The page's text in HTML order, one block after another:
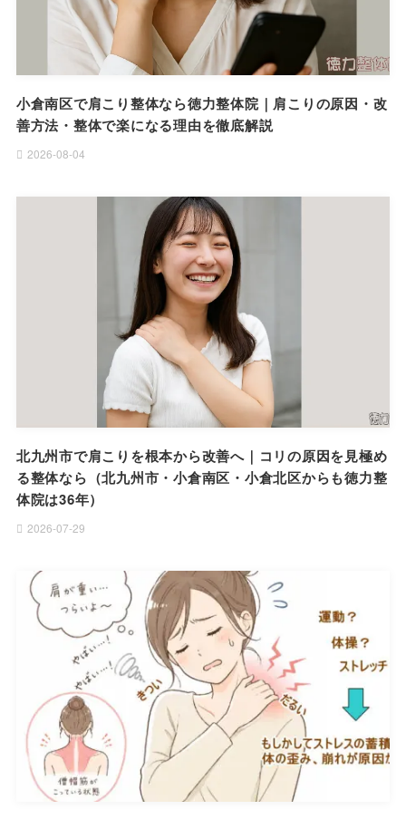
小倉南区で肩こり整体なら徳力整体院｜肩こりの原因・改
善方法・整体で楽になる理由を徹底解説
2026-08-04
北九州市で肩こりを根本から改善へ｜コリの原因を見極め
る整体なら（北九州市・小倉南区・小倉北区からも徳力整
体院は36年）
2026-07-29